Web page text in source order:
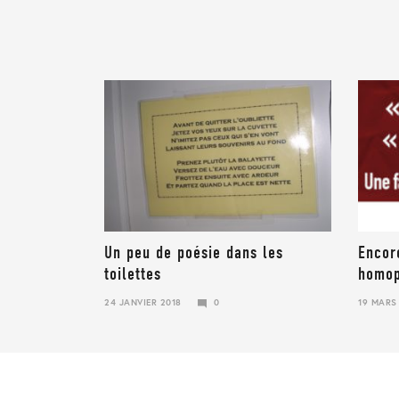
Un peu de poésie dans les
toilettes
24 JANVIER 2018 0
19